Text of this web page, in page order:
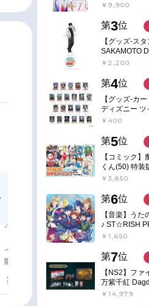
2026/11/27 発売
【Blu-ray】TV 転生したらスラ
イムだった件 第4期 ②（特装
限定版）
￥19,800
予約
2026/10/
【Blu-
イムだ
限定版）
￥
￥9,900
第3位
【グッズ-ス
SAKAMOTO
ンド～Sunny
￥2,200
第4位
【グッズ-カ
ディズニー ツ
ーランド ラン
￥400
第5位
【コミック
くん(50) 特装
￥3,850
第6位
【音楽】う
♪ ST☆RISH
￥1,650
第7位
【NS2】ファ
万紫千紅
￥14,979